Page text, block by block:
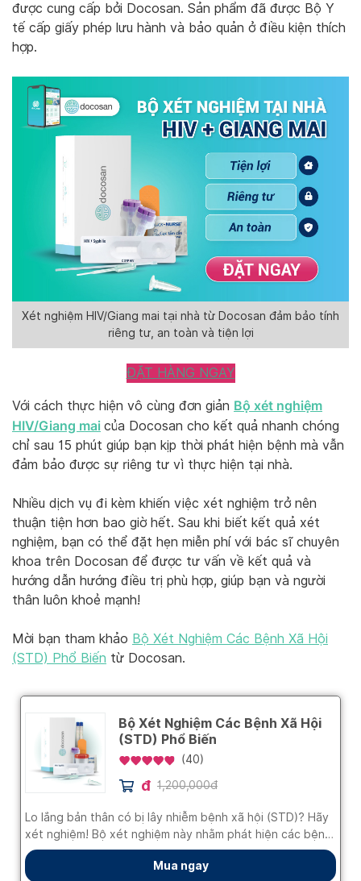
được cung cấp bởi Docosan. Sản phẩm đã được Bộ Y
tế cấp giấy phép lưu hành và bảo quản ở điều kiện thích
hợp.
Xét nghiệm HIV/Giang mai tại nhà từ Docosan đảm bảo tính
riêng tư, an toàn và tiện lợi
ĐẶT HÀNG NGAY
Với cách thực hiện vô cùng đơn giản Bộ xét nghiệm
HIV/Giang mai của Docosan cho kết quả nhanh chóng
chỉ sau 15 phút giúp bạn kịp thời phát hiện bệnh mà vẫn
đảm bảo được sự riêng tư vì thực hiện tại nhà.
Nhiều dịch vụ đi kèm khiến việc xét nghiệm trở nên
thuận tiện hơn bao giờ hết. Sau khi biết kết quả xét
nghiệm, bạn có thể đặt hẹn miễn phí với bác sĩ chuyên
khoa trên Docosan để được tư vấn về kết quả và
hướng dẫn hướng điều trị phù hợp, giúp bạn và người
thân luôn khoẻ mạnh!
Mời bạn tham khảo Bộ Xét Nghiệm Các Bệnh Xã Hội
(STD) Phổ Biến từ Docosan.